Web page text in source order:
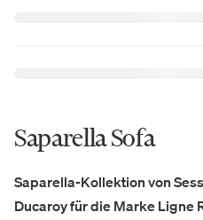
Saparella Sofa
Saparella-Kollektion von
Ducaroy für die Marke Ligne